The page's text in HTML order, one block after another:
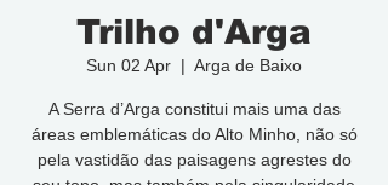
Trilho d'Arga
Sun 02 Apr
  |
Arga de Baixo
A Serra d’Arga constitui mais uma das
áreas emblemáticas do Alto Minho, não só
pela vastidão das paisagens agrestes do